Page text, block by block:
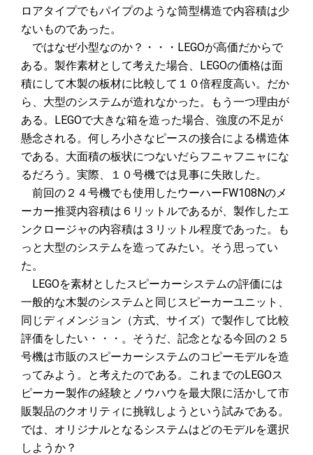
ロアタイプでもパイプのような筒型構造で内容積は少
ないものであった。
ではなぜ小型なのか？・・・LEGOが高価だからで
ある。製作素材として考えた場合、LEGOの価格は面
積にして木製の板材に比較して１０倍程度高い。だか
ら、大型のシステムが造れなかった。もう一つ理由が
ある。LEGOで大きな箱を造った場合、強度の不足が
懸念される。何しろ小さなピースの接合による構造体
である。大面積の板状につないだらフニャフニャにな
るだろう。実際、１０号機では見事に失敗した。
前回の２４号機でも使用したウーハーFW108Nのメ
ーカー推奨内容積は６リットルであるが、製作したエ
ンクロージャの内容積は３リットル程度であった。も
っと大型のシステムを造ってみたい。そう思ってい
た。
LEGOを素材としたスピーカーシステムの評価には
一般的な木製のシステムと同じスピーカーユニット、
同じディメンジョン（方式、サイズ）で製作して比較
評価をしたい・・・。そうだ、記念となる今回の２５
号機は市販のスピーカーシステムのコピーモデルを造
ってみよう。と考えたのである。これまでのLEGOス
ピーカー製作の経験とノウハウを最大限に活かして市
販製品のクオリティに挑戦しようという試みである。
では、オリジナルとなるシステムはどのモデルを選択
しようか？